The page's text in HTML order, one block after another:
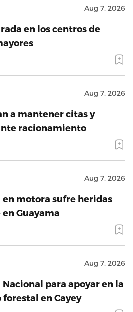
Aug 7, 2026
en los centros de
Aug 7, 2026
a mantener citas y
racionamiento
Aug 7, 2026
en motora sufre heridas
Guayama
Aug 7, 2026
para apoyar en la
en Cayey